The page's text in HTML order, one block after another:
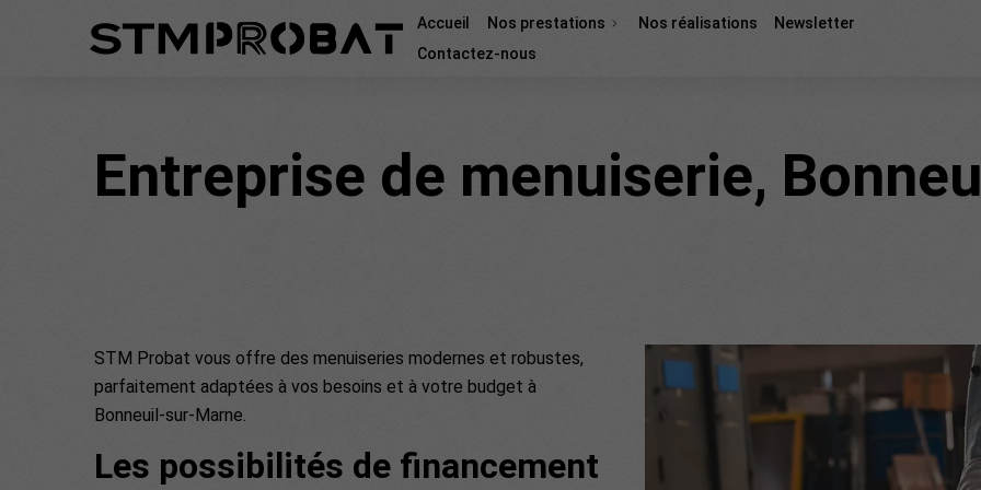
Accueil Nos prestations Nos réalisations
Newsletter
Contactez-nous
Entreprise de menuiserie,
STM Probat vous offre des menuiseries modernes et robustes,
parfaitement adaptées à vos besoins et à votre budget à
Bonneuil-sur-Marne.
Les possibilités de financement